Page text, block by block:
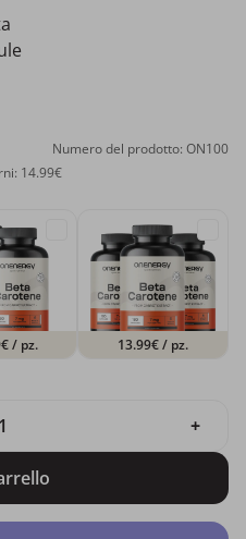
Numero del prodotto: ON100
14.99€
/ pz. 13.99€/ pz.
+